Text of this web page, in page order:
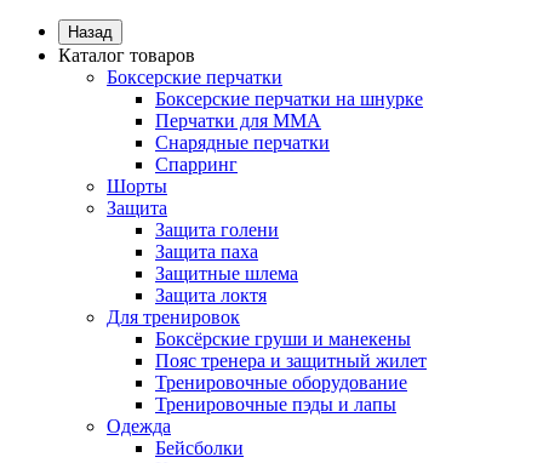
Назад
Каталог товаров
Боксерские перчатки
Боксерские перчатки на шнурке
Перчатки для ММА
Снарядные перчатки
Спарринг
Шорты
Защита
Защита голени
Защита паха
Защитные шлема
Защита локтя
Для тренировок
Боксёрские груши и манекены
Пояс тренера и защитный жилет
Тренировочные оборудование
Тренировочные пэды и лапы
Одежда
Бейсболки